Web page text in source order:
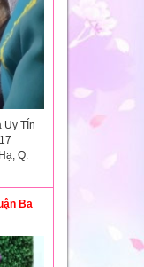
Uy TÍn
Q.
Ba